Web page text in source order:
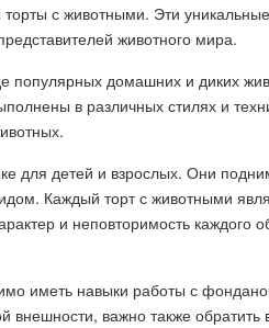
с животными. Эти
животного мира.
домашних и диких
в различных стилях и
для детей и взрослых. Они
Каждый торт с животными
и неповторимость каждого
иметь навыки работы с
важно также обратить